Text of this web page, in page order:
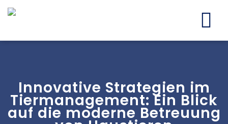
Innovative Strategien im
Tiermanagement: Ein Blick
auf die moderne Betreuung